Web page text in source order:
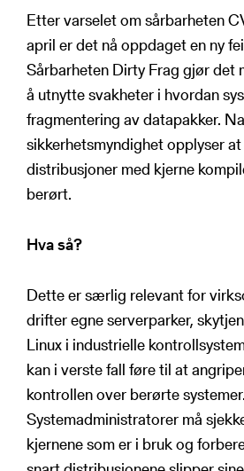
Etter varselet om sårbarheten
april er det nå oppdaget en ny
Sårbarheten Dirty Frag gjør det
å utnytte svakheter i hvordan
fragmentering av datapakker.
sikkerhetsmyndighet opplyser
distribusjoner med kjerne
berørt.
Hva så?
Dette er særlig relevant for
drifter egne serverparker,
Linux i industrielle
kan i verste fall føre til at
kontrollen over berørte systemer.
Systemadministratorer må
kjernene som er i bruk og